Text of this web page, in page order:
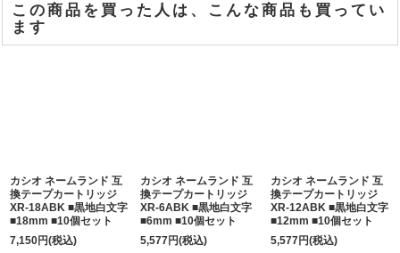
この商品を買った人は、こんな商品も買ってい
ます
カシオ ネームランド 互
換テープカートリッジ
XR-18ABK ■黒地白文字
■18mm ■10個セット
7,150円(税込)
カシオ ネームランド 互
換テープカートリッジ
XR-6ABK ■黒地白文字
■6mm ■10個セット
5,577円(税込)
カシオ ネームランド 互
換テープカートリッジ
XR-12ABK ■黒地白文字
■12mm ■10個セット
5,577円(税込)